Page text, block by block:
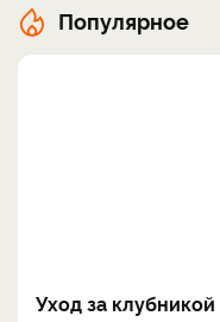
Популярное
Уход за клубникой